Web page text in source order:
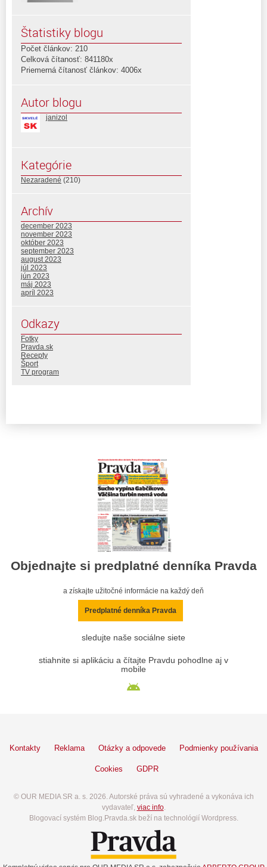
Štatistiky blogu
Počet článkov: 210
Celková čítanosť: 841180x
Priemerná čítanosť článkov: 4006x
Autor blogu
janizol
Kategórie
Nezaradené (210)
Archív
december 2023
november 2023
október 2023
september 2023
august 2023
júl 2023
jún 2023
máj 2023
apríl 2023
Odkazy
Fotky
Pravda.sk
Recepty
Šport
TV program
Objednajte si predplatné denníka Pravda
a získajte užitočné informácie na každý deň
Predplatné denníka Pravda
sledujte naše sociálne siete
stiahnite si aplikáciu a čítajte Pravdu pohodlne aj v
mobile
Kontakty Reklama Otázky a odpovede Podmienky používania
Cookies GDPR
© OUR MEDIA SR a. s. 2026. Autorské práva sú vyhradené a vykonáva ich
vydavateľ, viac info.
Blogovací systém Blog.Pravda.sk beží na technológií Wordpress.